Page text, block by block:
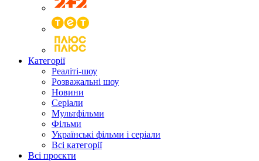
Категорії
Реаліті-шоу
Розважальні шоу
Новини
Серіали
Мультфільми
Фільми
Українські фільми і серіали
Всі категорії
Всі проєкти